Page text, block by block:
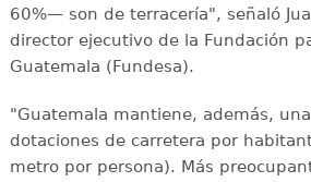
60%— son de terracería", señaló
director ejecutivo de la Fundación
Guatemala (Fundesa).
"Guatemala mantiene, además,
dotaciones de carretera por
metro por persona). Más